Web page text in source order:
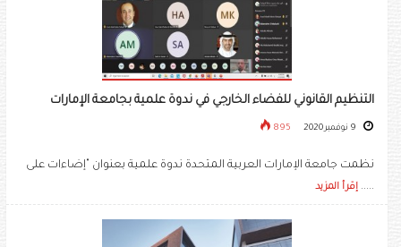
التنظيم القانوني للفضاء الخارجي في ندوة علمية بجامعة الإمارات
895
نظمت جامعة الإمارات العربية المتحدة ندوة علمية بعنوان "إضاءات على
..... إقرأ المزيد